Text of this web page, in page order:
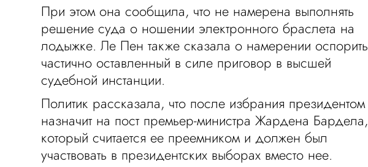
При этом она сообщила, что не намерена выполнять
решение суда о ношении электронного браслета на
лодыжке. Ле Пен также сказала о намерении оспорить
частично оставленный в силе приговор в высшей
судебной инстанции.
Политик рассказала, что после избрания президентом
назначит на пост премьер-министра Жардена Бардела,
который считается ее преемником и должен был
участвовать в президентских выборах вместо нее.